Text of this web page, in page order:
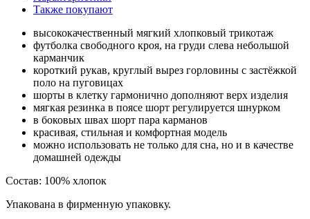
Также покупают
высококачественный мягкий хлопковый трикотаж
футболка свободного кроя, на груди слева небольшой
карманчик
короткий рукав, круглый вырез горловины с застёжкой
поло на пуговицах
шорты в клетку гармонично дополняют верх изделия
мягкая резинка в поясе шорт регулируется шнурком
в боковых швах шорт пара карманов
красивая, стильная и комфортная модель
можно использовать не только для сна, но и в качестве
домашней одежды
Состав: 100% хлопок
Упакована в фирменную упаковку.